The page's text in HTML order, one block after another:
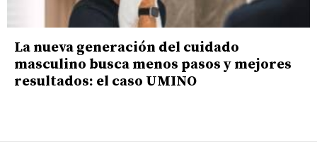
La nueva generación del cuidado
masculino busca menos pasos y mejores
resultados: el caso UMINO